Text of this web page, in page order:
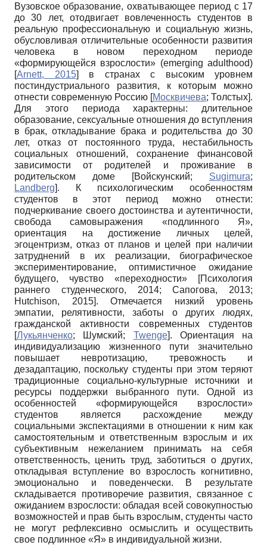
Вузовское образование, охватывающее период с 17
до 30 лет, отодвигает вовлечен­ность студентов в
реальную профессиональную и социальную жизнь,
обусловливая отличительные особенности развития
человека в новом переходном периоде
«формирующейся взрослости» (emerging adulthood)
[Arnett, 2015] в странах с высоким уровнем
постиндустриального развития, к которым можно
отнести современную Россию [Москвичева; Толстых].
Для этого периода характерны: длительное
образование, сексуальные отношения до вступления
в брак, откладывание брака и родительства до 30
лет, отказ от постоянного труда, нестабильность
социальных отношений, сохранение финансовой
зависимости от родителей и проживание в
родительском доме
[Войскунский; Sugimura;
Landberg]. К психологическим особенностям
студентов в этот период можно отнести:
подчеркивание своего достоинства и аутентичности,
свобода самовыражения «подлинного Я»,
ориентация на достижение личных целей,
эгоцентризм, отказ от планов и целей при наличии
затруднений в их реализации, биографическое
экспериментирование, оптимистичное ожидание
будущего, чувство «переходности»
[Психология
раннего студенческого, 2014;Сапогова, 2013;
Hutchison, 2015]. Отмечается низкий уровень
эмпатии, релятивности, заботы о других людях,
гражданской активности современных студентов
[Лукьянченко; Шумский; Twenge]. Ориентация на
индивидуализацию жизненного пути значительно
повышает не­вротизацию, тревожность и
дезадаптацию, поскольку студенты при этом теряют
традиционные социально-культурные источники и
ресурсы поддержки выбранного пути. Одной из
особенностей «формирующейся взрослости»
студентов является расхождение между
социальными экспектациями в отношении к ним как
самостоятельным и ответственным взрослым и их
субъективным нежеланием принимать на себя
ответственность, ценить труд, заботиться о других,
откладывая вступление во взрослость когнитивно,
эмоционально и поведенчески. В результате
складывается противоречие развития, связанное с
ожиданием взрослости: обладая всей совокупностью
возможностей и прав быть взрослым, студенты часто
не могут рефлексивно осмыслить и осуществить
свое подлинное «Я» в индивидуальной жизни.